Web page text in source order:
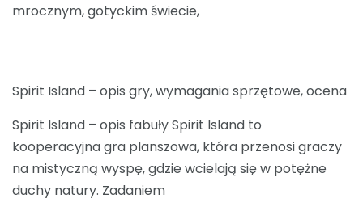
mrocznym, gotyckim świecie,
Spirit Island – opis gry, wymagania sprzętowe, ocena
Spirit Island – opis fabuły Spirit Island to
kooperacyjna gra planszowa, która przenosi graczy
na mistyczną wyspę, gdzie wcielają się w potężne
duchy natury. Zadaniem